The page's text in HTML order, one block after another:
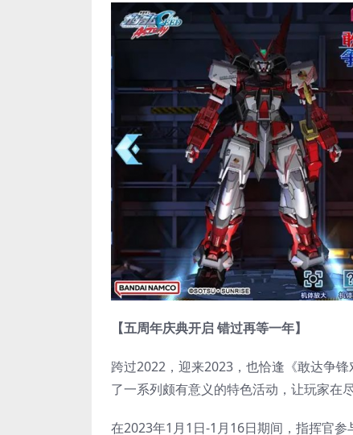
【五周年庆典开启 错过再等一年】
跨过2022，迎来2023，也恰逢《敢达争
了一系列颇有意义的特色活动，让玩家在
在2023年1月1日-1月16日期间，指挥官参